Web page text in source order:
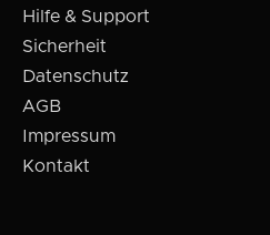
Hilfe & Support
Sicherheit
Datenschutz
AGB
Impressum
Kontakt